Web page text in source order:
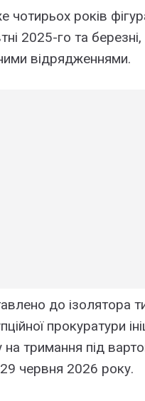
років
2025-го та
відрядженнями.
до ізолятора
прокуратури
на тримання під
червня 2026 року.